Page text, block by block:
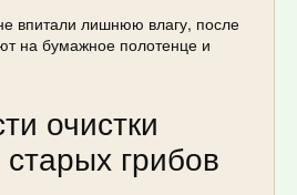
впитали лишнюю влагу, после
на бумажное полотенце и
очистки
грибов